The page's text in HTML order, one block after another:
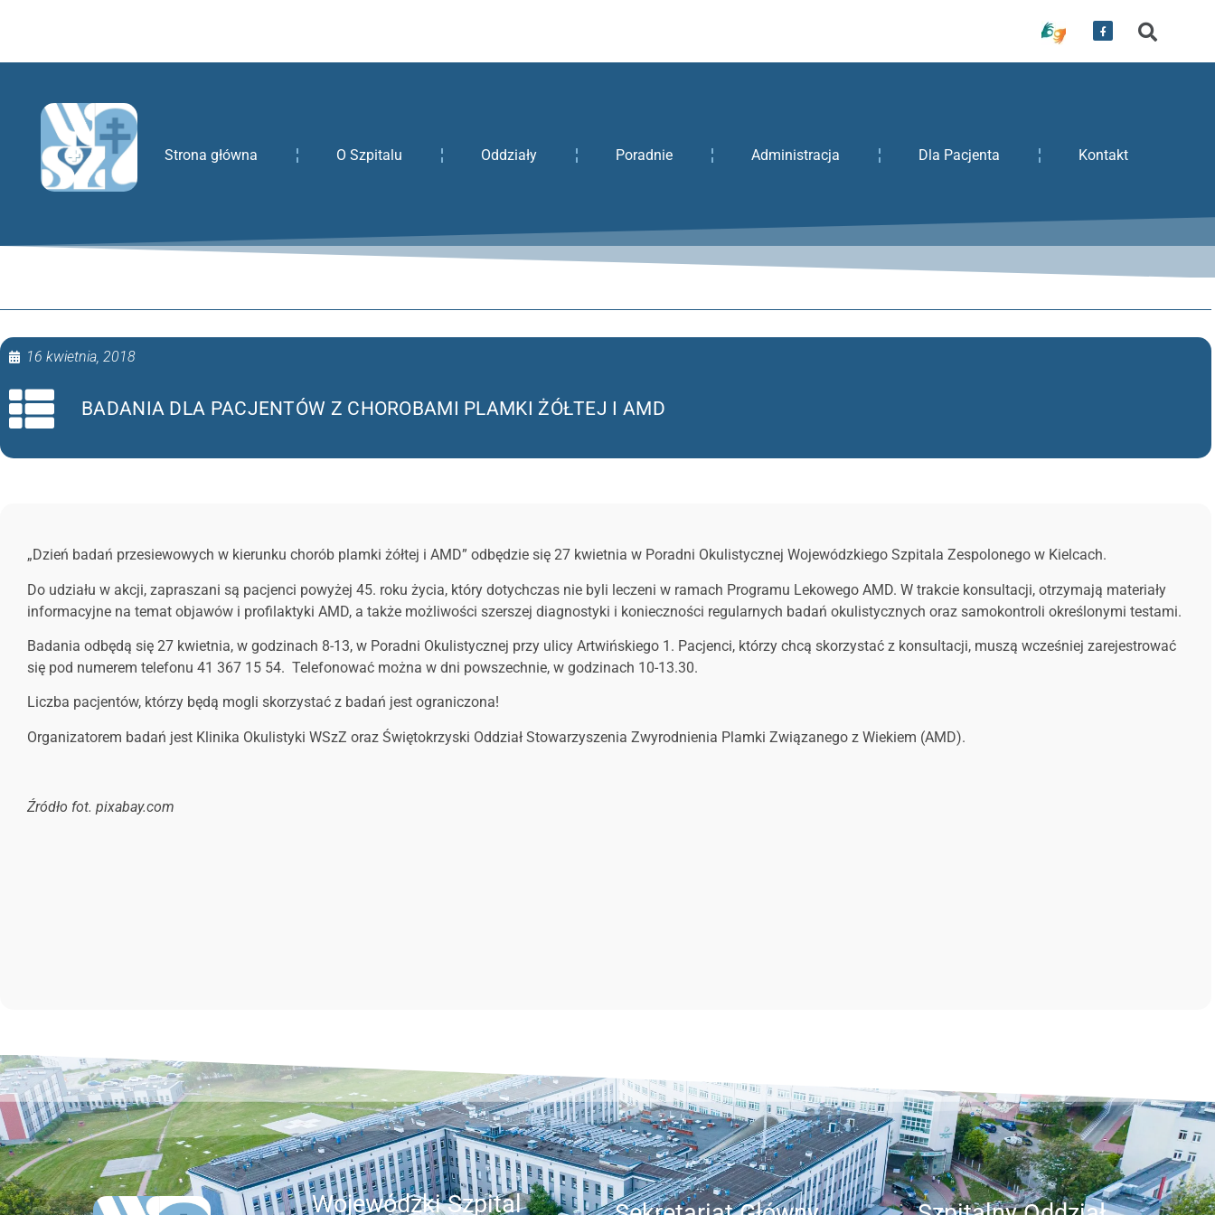
Strona główna O Szpitalu Oddziały Poradnie Administracja Dla Pacjenta Kontakt
16 kwietnia, 2018
BADANIA DLA PACJENTÓW Z CHOROBAMI PLAMKI ŻÓŁTEJ I AMD
„Dzień badań przesiewowych w kierunku chorób plamki żółtej i AMD” odbędzie się 27 kwietnia w Poradni Okulistycznej Wojewódzkiego Szpitala Zespolonego w Kielcach.
Do udziału w akcji, zapraszani są pacjenci powyżej 45. roku życia, który dotychczas nie byli leczeni w ramach Programu Lekowego AMD. W trakcie konsultacji, otrzymają materiały
informacyjne na temat objawów i profilaktyki AMD, a także możliwości szerszej diagnostyki i konieczności regularnych badań okulistycznych oraz samokontroli określonymi testami.
Badania odbędą się 27 kwietnia, w godzinach 8-13, w Poradni Okulistycznej przy ulicy Artwińskiego 1. Pacjenci, którzy chcą skorzystać z konsultacji, muszą wcześniej zarejestrować
się pod numerem telefonu 41 367 15 54. Telefonować można w dni powszechnie, w godzinach 10-13.30.
Liczba pacjentów, którzy będą mogli skorzystać z badań jest ograniczona!
Organizatorem badań jest Klinika Okulistyki WSzZ oraz Świętokrzyski Oddział Stowarzyszenia Zwyrodnienia Plamki Związanego z Wiekiem (AMD).
Źródło fot. pixabay.com
Wojewódzki Szpital